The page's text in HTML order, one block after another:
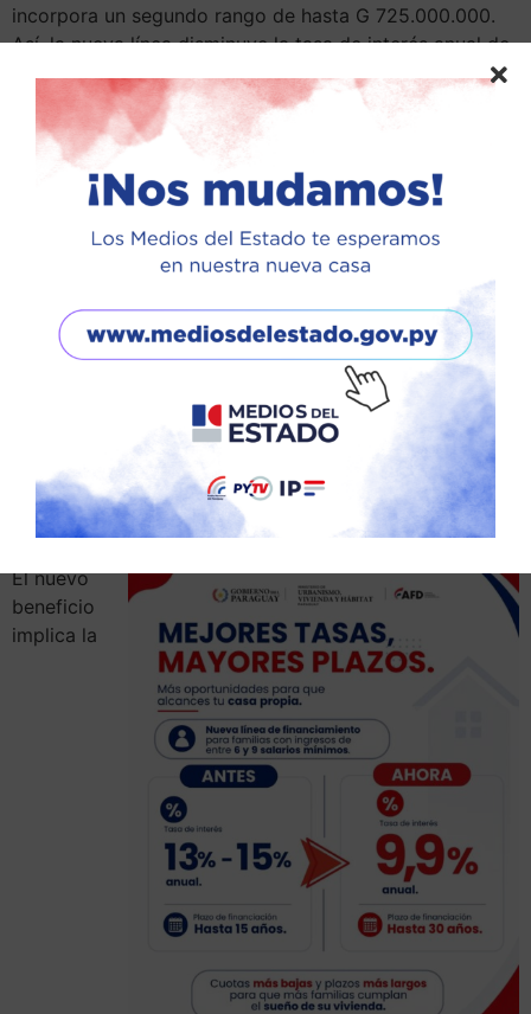
incorpora un segundo rango de hasta G 725.000.000.
Así, la nueva línea disminuye la tasa de interés anual de
tasa de solo 9,9% anual. Se debe recordar que la
versión anterior del programa tenía un monto
financiable máximo de G 609.000.000.
Por si fuera poco, Che Róga Porã 3.0 duplica el periodo
de financiamiento, que pasa a nada menos que 30 años
de plazo. También aumenta y expande las condiciones
preferenciales que anteriormente aplicaban solo para
Asunción ahora se extienden también a todas las
ciudades del departamento Central y a Presidente
Hayes, aledaño a la Capital, donde muchas familias
están realizando inversiones inmobiliarias.
Ahora, tanto para Asunción, Central y Presidente Hayes,
Che Róga Porã 3.0 brinda la posibilidad de acceder a la
vivienda por montos financiables de hasta G
797.000.000.
El nuevo
beneficio
implica la